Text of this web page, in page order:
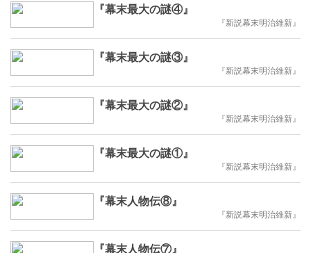
『幕末最大の謎④』
『新説幕末明治維新』
『幕末最大の謎③』
『新説幕末明治維新』
『幕末最大の謎②』
『新説幕末明治維新』
『幕末最大の謎①』
『新説幕末明治維新』
『幕末人物伝⑧』
『新説幕末明治維新』
『幕末人物伝⑦』